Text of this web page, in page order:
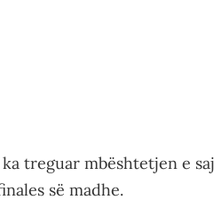
treguar mbështetjen e saj
së madhe.